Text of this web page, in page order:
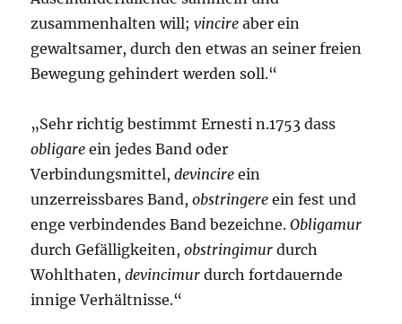
zusammenhalten will;vincire aber ein
gewaltsamer, durch den etwas an seiner freien
Bewegung gehindert werden soll.“
„Sehr richtig bestimmt Ernesti n.1753 dass
obligare ein jedes Band oder
Verbindungsmittel,devincire ein
unzerreissbares Band,obstringere ein fest und
enge verbindendes Band bezeichne.Obligamur
durch Gefälligkeiten,obstringimur durch
Wohlthaten,devincimur durch fortdauernde
innige Verhältnisse.“